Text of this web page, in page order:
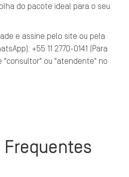
do pacote ideal para o seu
e assine pelo site ou pela
+55 11 2770-0141 (Para
"consultor" ou "atendente" no
Frequentes